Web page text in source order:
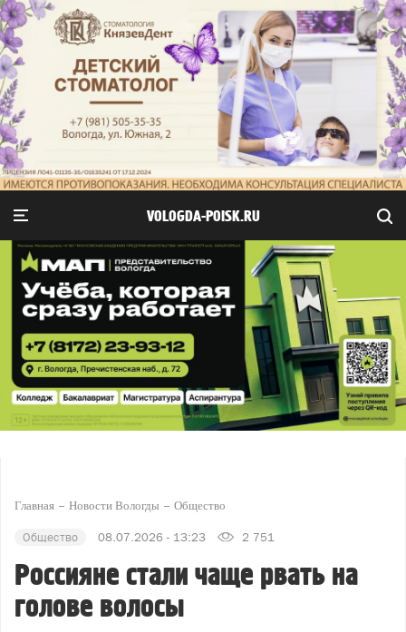
VOLOGDA-POISK.RU
Главная Новости Вологды Общество
Общество 08.07.2026 - 13:23 2 751
Россияне стали чаще рвать на
голове волосы